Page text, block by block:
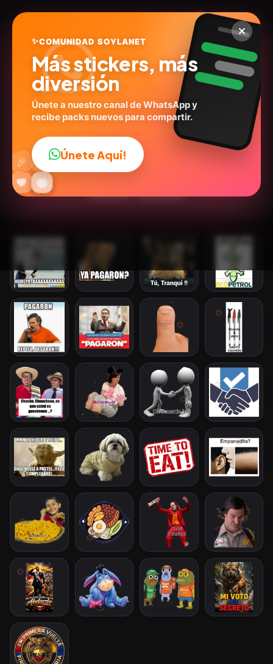
Mis pegatinas
@stickerly60338268
25stickers Humor Memes
😎
😂
🔥
💬
❤️ ✨
🤩
😜
🎉 👍
✨COMUNIDAD SOYLANET
Más stickers, más
diversión
Únete a nuestro canal de WhatsApp y
recibe packs nuevos para compartir.
Únete Aquí!